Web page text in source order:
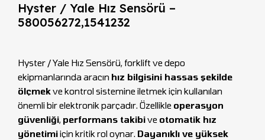
Hyster / Yale Hız Sensörü –
580056272,1541232
Hyster / Yale Hız Sensörü, forklift ve depo
ekipmanlarında aracın hız bilgisini hassas şekilde
ölçmekve kontrol sistemine iletmek için kullanılan
önemli bir elektronik parçadır. Özellikle operasyon
güvenliği, performans takibive otomatik hız
yönetimiiçin kritik rol oynar. Dayanıklı ve yüksek